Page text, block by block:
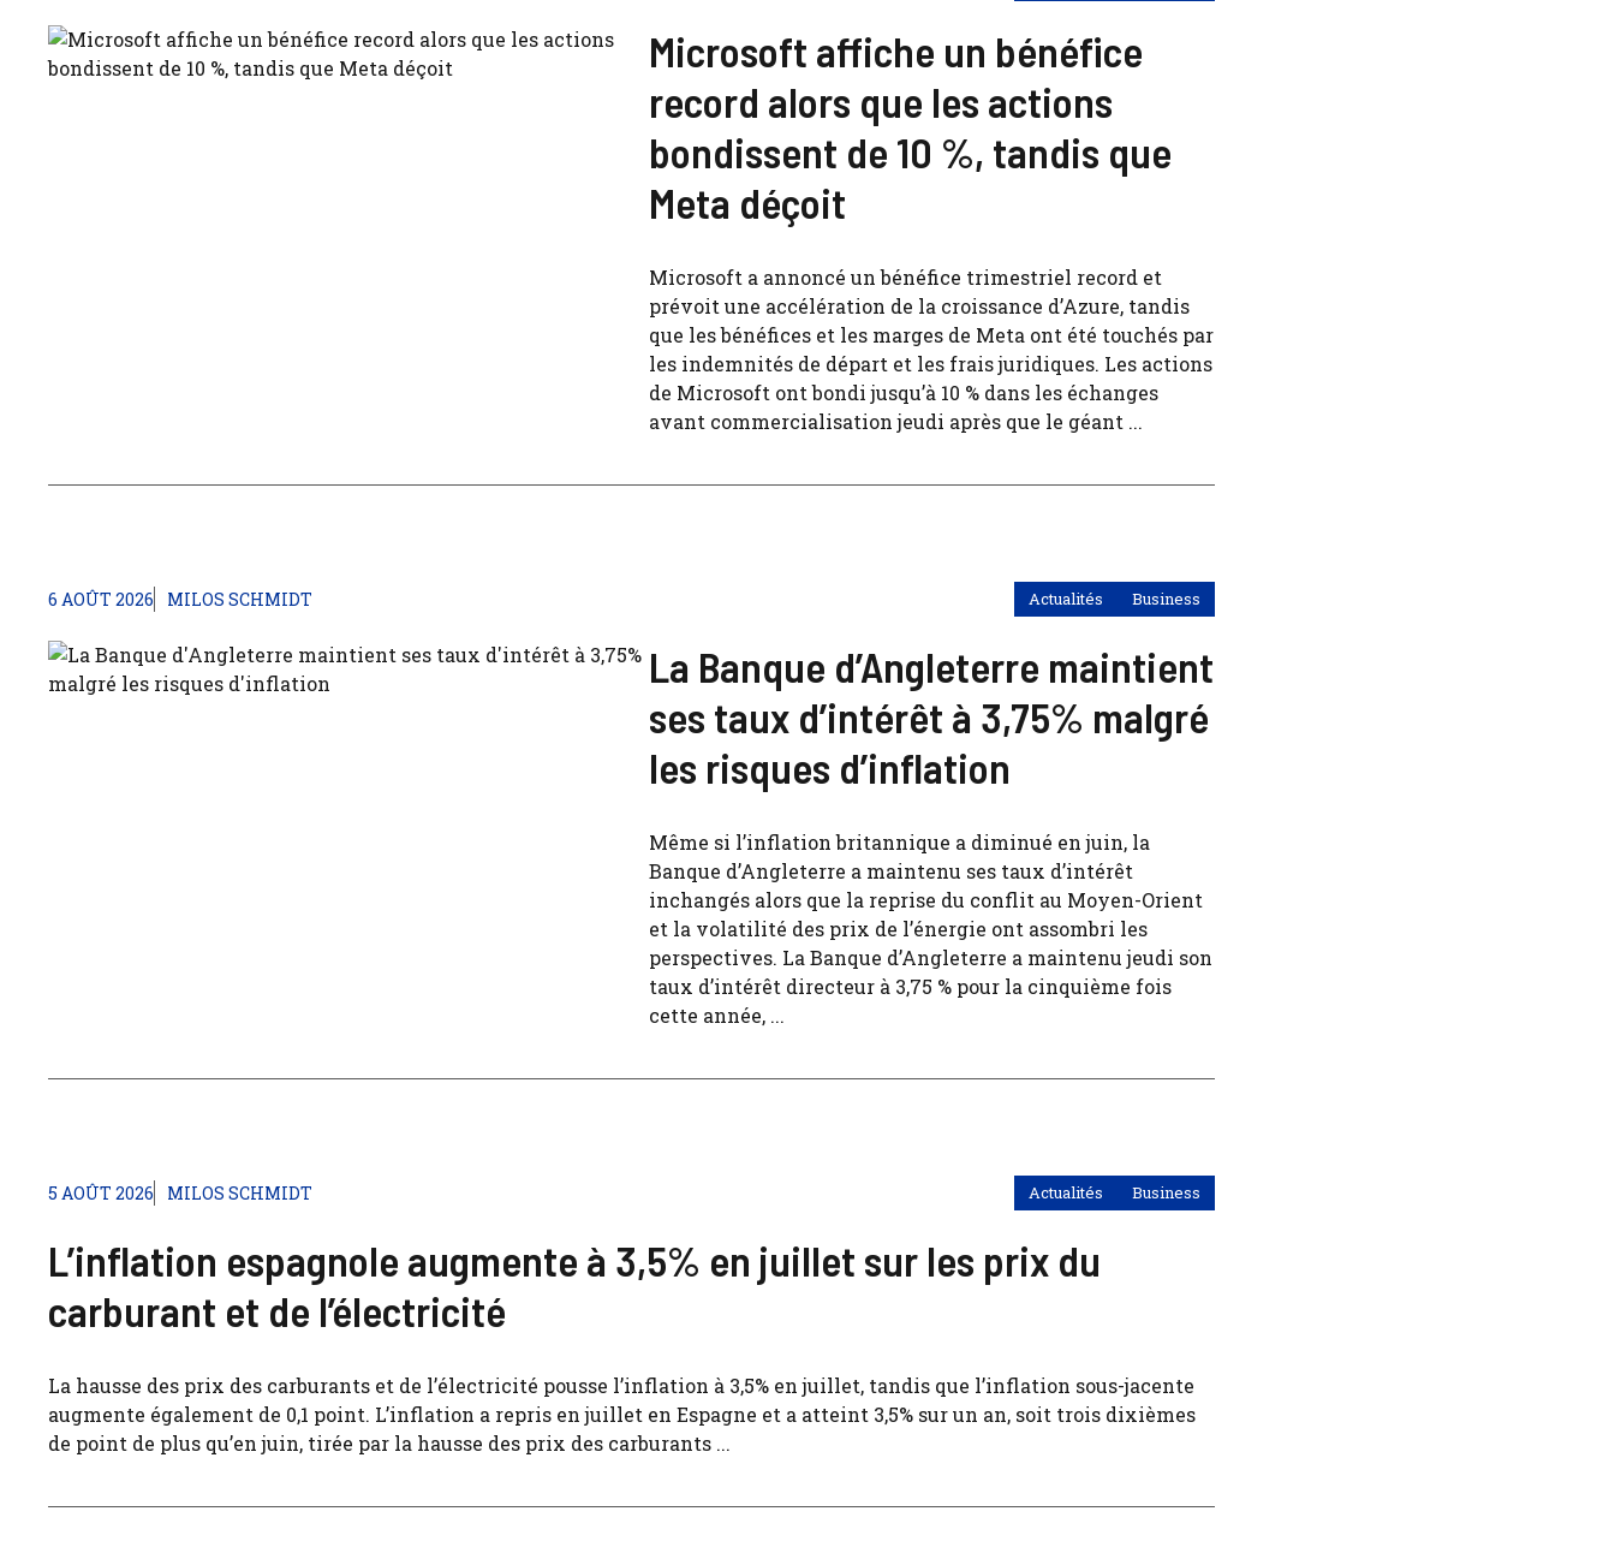
Microsoft affiche un bénéfice
record alors que les actions
bondissent de 10 %, tandis que
Meta déçoit
Microsoft a annoncé un bénéfice trimestriel record et
prévoit une accélération de la croissance d’Azure, tandis
que les bénéfices et les marges de Meta ont été touchés par
les indemnités de départ et les frais juridiques. Les actions
de Microsoft ont bondi jusqu’à 10 % dans les échanges
avant commercialisation jeudi après que le géant ...
6 AOÛT 2026 MILOS SCHMIDT Actualités Business
La Banque d’Angleterre maintient
ses taux d’intérêt à 3,75% malgré
les risques d’inflation
Même si l’inflation britannique a diminué en juin, la
Banque d’Angleterre a maintenu ses taux d’intérêt
inchangés alors que la reprise du conflit au Moyen-Orient
et la volatilité des prix de l’énergie ont assombri les
perspectives. La Banque d’Angleterre a maintenu jeudi son
taux d’intérêt directeur à 3,75 % pour la cinquième fois
cette année, ...
5 AOÛT 2026 MILOS SCHMIDT Actualités Business
L’inflation espagnole augmente à 3,5% en juillet sur les prix du
carburant et de l’électricité
La hausse des prix des carburants et de l’électricité pousse l’inflation à 3,5% en juillet, tandis que l’inflation sous-jacente
augmente également de 0,1 point. L’inflation a repris en juillet en Espagne et a atteint 3,5% sur un an, soit trois dixièmes
de point de plus qu’en juin, tirée par la hausse des prix des carburants ...